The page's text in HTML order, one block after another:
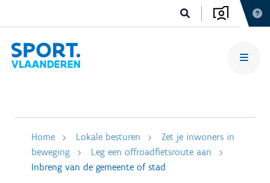
Home Lokale besturen
Zet je inwoners in
beweging
Leg een offroadfietsroute aan
Inbreng van de gemeente of stad